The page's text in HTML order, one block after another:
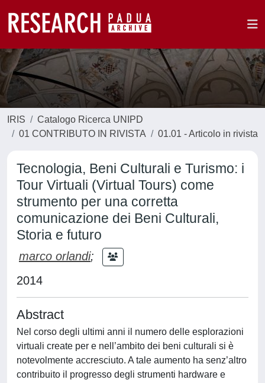
IRIS
Catalogo Ricerca UNIPD
01 CONTRIBUTO IN RIVISTA
01.01 - Articolo in rivista
Tecnologia, Beni Culturali e Turismo: i
Tour Virtuali (Virtual Tours) come
strumento per una corretta
comunicazione dei Beni Culturali,
Storia e futuro
marco orlandi;
2014
Abstract
Nel corso degli ultimi anni il numero delle esplorazioni
virtuali create per e nell’ambito dei beni culturali si è
notevolmente accresciuto. A tale aumento ha senz’altro
contribuito il progresso degli strumenti hardware e